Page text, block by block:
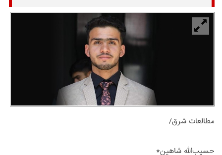
مطالعات شرق/
حسیب‌الله شاهین*